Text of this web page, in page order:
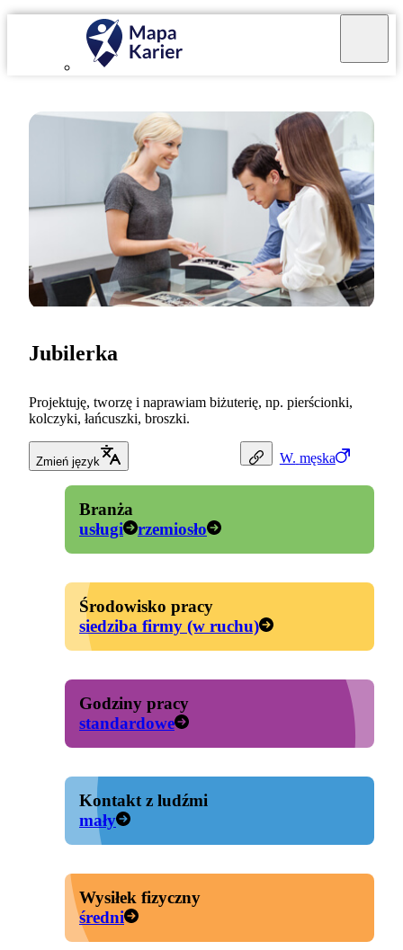
W. męska
Jubilerka
Projektuję, tworzę i naprawiam biżuterię, np. pierścionki,
kolczyki, łańcuszki, broszki.
Zmień język
Branża
usługi
rzemiosło
Środowisko pracy
siedziba firmy (w ruchu)
Godziny pracy
standardowe
Kontakt z ludźmi
mały
Wysiłek fizyczny
średni